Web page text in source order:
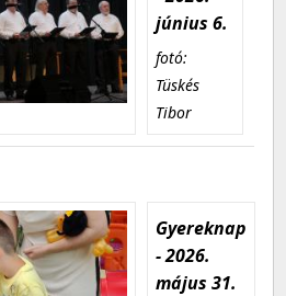
június 6.
fotó:
Tüskés
Tibor
Gyereknap
- 2026.
május 31.